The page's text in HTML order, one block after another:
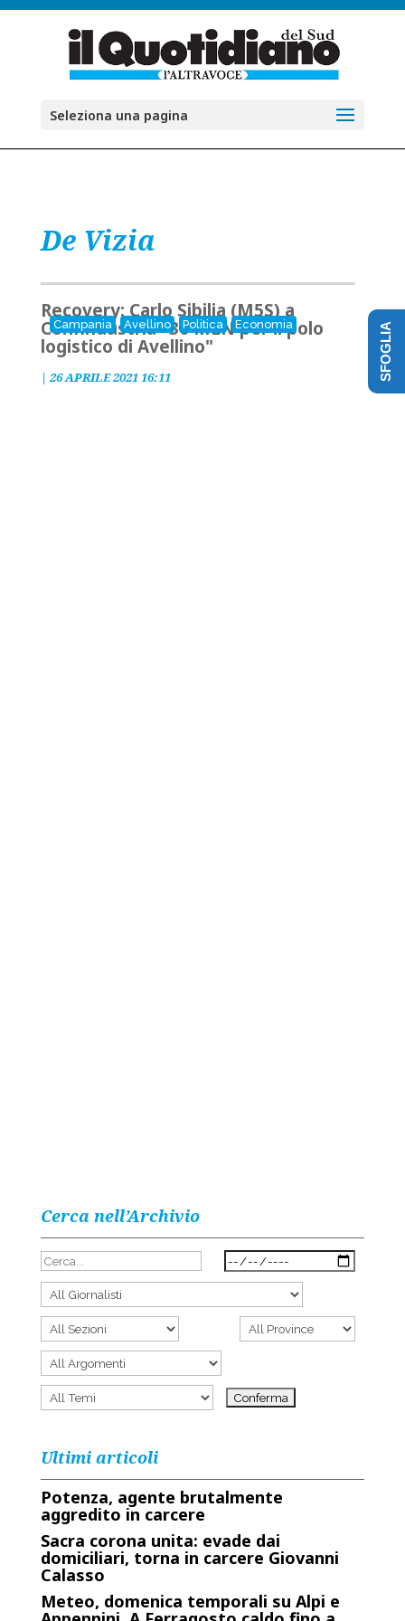
Seleziona una pagina
De Vizia
Campania Avellino Politica Economia
Recovery: Carlo Sibilia (M5S) a
Confindustria "30 MLN per il polo
logistico di Avellino"
| 26 APRILE 2021 16:11
Cerca nell’Archivio
Ultimi articoli
Potenza, agente brutalmente
aggredito in carcere
Sacra corona unita: evade dai
domiciliari, torna in carcere Giovanni
Calasso
Meteo, domenica temporali su Alpi e
SFOGLIA